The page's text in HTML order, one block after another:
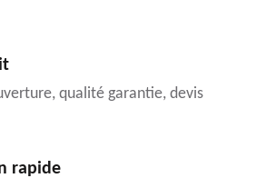
qualité garantie, devis
rapide